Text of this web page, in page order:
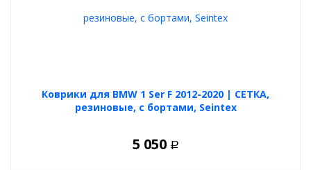
Коврики для BMW 1 Ser F 2012-2020 | СЕТКА,
резиновые, с бортами, Seintex
5 050 Р